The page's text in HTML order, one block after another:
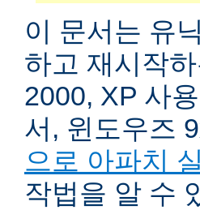
이 문서는 유
하고 재시작
2000, XP 사
서, 윈도우즈
으로 아파치
작법을 알 수